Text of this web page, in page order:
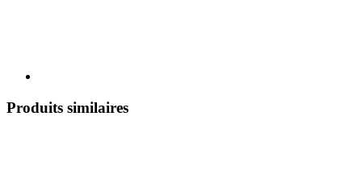
Produits similaires